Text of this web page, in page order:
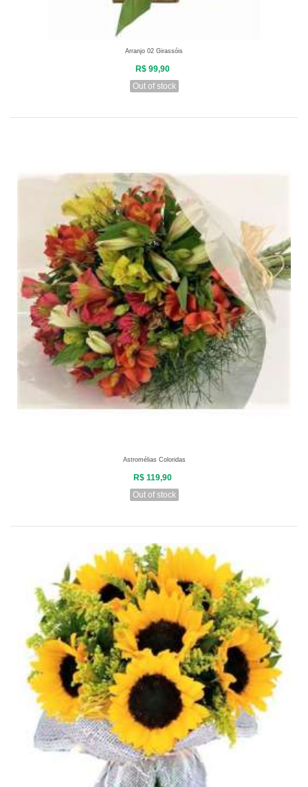
Arranjo 02 Girassóis
R$ 99,90
Out of stock
Astromélias Coloridas
R$ 119,90
Out of stock